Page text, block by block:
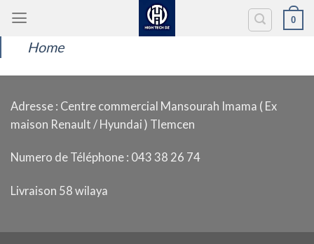
contenu
0
Home
Adresse : Centre commercial Mansourah Imama ( Ex
maison Renault / Hyundai ) Tlemcen
Numero de Téléphone : 043 38 26 74
Livraison 58 wilaya